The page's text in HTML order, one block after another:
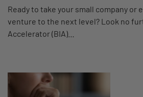
Ready to take your small company or
venture to the next level? Look no
Accelerator (BIA)…